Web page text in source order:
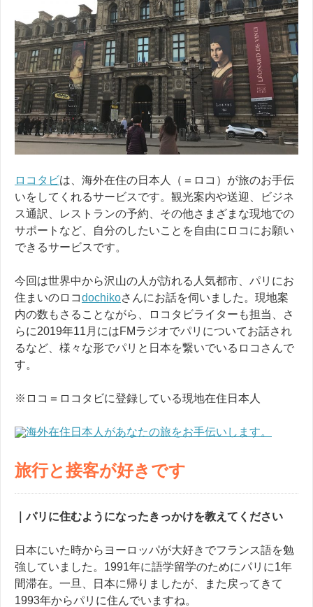
ロコタビは、海外在住の日本人（＝ロコ）が旅のお手伝
いをしてくれるサービスです。観光案内や送迎、ビジネ
ス通訳、レストランの予約、その他さまざまな現地での
サポートなど、自分のしたいことを自由にロコにお願い
できるサービスです。
今回は世界中から沢山の人が訪れる人気都市、パリにお
住まいのロコdochikoさんにお話を伺いました。現地案
内の数もさることながら、ロコタビライターも担当、さ
らに2019年11 月にはFMラジオでパリについてお話され
るなど、様々な形でパリと日本を繋いでいるロコさんで
す。
※ロコ＝ロコタビに登録している現地在住日本人
海外在住日本人があなたの旅をお手伝いします。
旅行と接客が好きです
｜パリに住むようになったきっかけを教えてください
日本にいた時からヨーロッパが大好きでフランス語を勉
強していました。 1991年に語学留学のためにパリに1年
間滞在。一旦、日本に帰りましたが、また戻ってきて
1993年からパリに住んでいますね。